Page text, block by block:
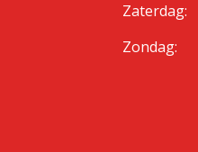
Zaterdag:
Zondag: